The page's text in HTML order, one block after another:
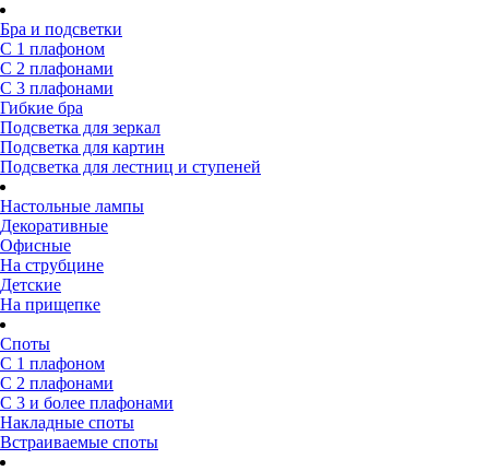
Бра и подсветки
С 1 плафоном
С 2 плафонами
С 3 плафонами
Гибкие бра
Подсветка для зеркал
Подсветка для картин
Подсветка для лестниц и ступеней
Настольные лампы
Декоративные
Офисные
На струбцине
Детские
На прищепке
Споты
С 1 плафоном
С 2 плафонами
С 3 и более плафонами
Накладные споты
Встраиваемые споты